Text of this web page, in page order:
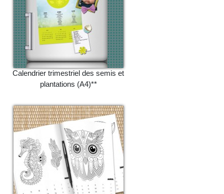
Calendrier trimestriel des semis et
plantations (A4)**